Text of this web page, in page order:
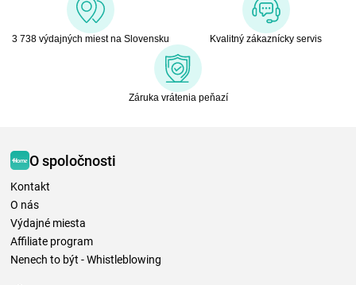
3 738 výdajných miest na Slovensku Kvalitný zákaznícky servis
Záruka vrátenia peňazí
O spoločnosti
Kontakt
O nás
Výdajné miesta
Affiliate program
Nenech to být - Whistleblowing